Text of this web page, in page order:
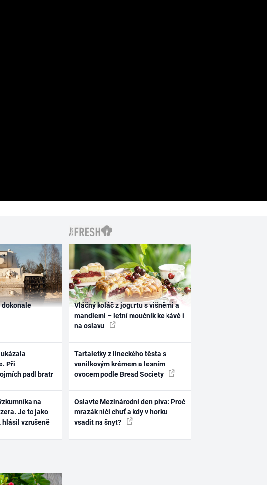
dokonale
Při
padl bratr
na
Je to jako
hlásil vzrušeně
Vláčný koláč z jogurtu s višněmi a
mandlemi – letní moučník ke kávě i
na oslavu
Tartaletky z lineckého těsta s
vanilkovým krémem a lesním
ovocem podle Bread Society
Oslavte Mezinárodní den piva: Proč
mrazák ničí chuť a kdy v horku
vsadit na šnyt?